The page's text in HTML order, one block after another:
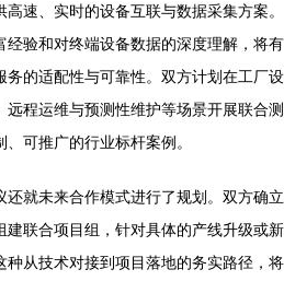
速、实时的设备互联与数据采集方案。
验和对终端设备数据的深度理解，将有
务的适配性与可靠性。双方计划在工厂设
程运维与预测性维护等场景开展联合测
可推广的行业标杆案例。
还就未来合作模式进行了规划。双方确立
建联合项目组，针对具体的产线升级或新
种从技术对接到项目落地的务实路径，将